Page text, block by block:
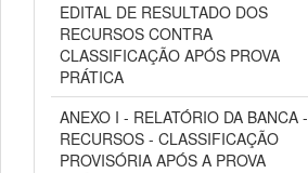
EDITAL DE RESULTADO DOS
RECURSOS CONTRA
CLASSIFICAÇÃO APÓS PROVA
PRÁTICA
ANEXO I - RELATÓRIO DA BANCA -
RECURSOS - CLASSIFICAÇÃO
PROVISÓRIA APÓS A PROVA